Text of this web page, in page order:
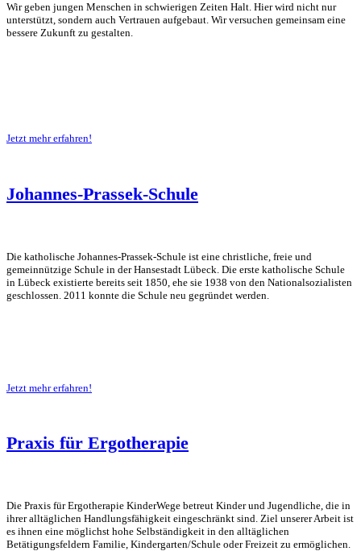
Wir geben jungen Menschen in schwierigen Zeiten Halt. Hier wird nicht nur
unterstützt, sondern auch Vertrauen aufgebaut. Wir versuchen gemeinsam eine
bessere Zukunft zu gestalten.
Jetzt mehr erfahren!
Johannes-Prassek-Schule
Die katholische Johannes-Prassek-Schule ist eine christliche, freie und
gemeinnützige Schule in der Hansestadt Lübeck. Die erste katholische Schule
in Lübeck existierte bereits seit 1850, ehe sie 1938 von den Nationalsozialisten
geschlossen. 2011 konnte die Schule neu gegründet werden.
Jetzt mehr erfahren!
Praxis für Ergotherapie
Die Praxis für Ergotherapie KinderWege betreut Kinder und Jugendliche, die in
ihrer alltäglichen Handlungsfähigkeit eingeschränkt sind. Ziel unserer Arbeit ist
es ihnen eine möglichst hohe Selbständigkeit in den alltäglichen
Betätigungsfeldern Familie, Kindergarten/Schule oder Freizeit zu ermöglichen.